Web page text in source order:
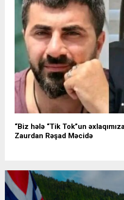
“Biz hələ “Tik Tok”un
Zaurdan Rəşad Məcidə